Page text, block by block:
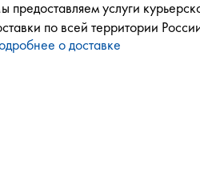
предоставляем услуги
по всей территории
о доставке